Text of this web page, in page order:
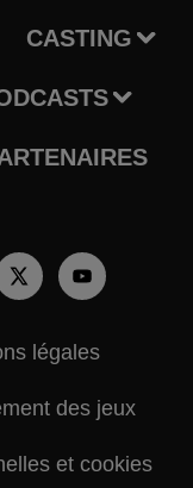
CASTING
légales
des jeux
et cookies